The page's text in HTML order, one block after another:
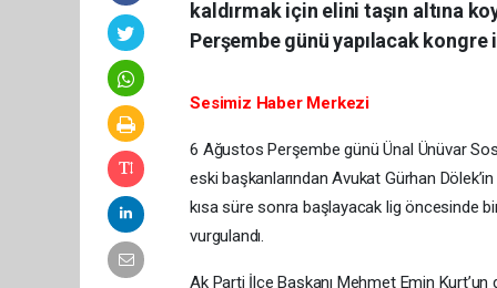
kaldırmak için elini taşın altına
Perşembe günü yapılacak kongre
Sesimiz Haber Merkezi
6 Ağustos Perşembe günü Ünal Ünüvar
eski başkanlarından Avukat Gürhan
kısa süre sonra başlayacak lig öncesinde
vurgulandı.
Ak Parti İlçe Başkanı Mehmet Emin